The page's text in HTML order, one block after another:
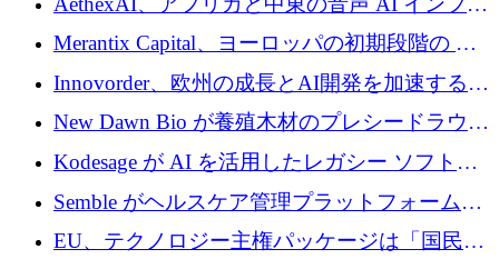
ストラクチャを構築するために 300 万ドルを
Merantix Capital、ヨーロッパの初期段階の AI
スタートアップ向けに 1 億 300 万ユーロのフ
ァンドを立ち上げる
Innovorder、欧州の成長とAI開発を加速するた
めに2,000万ユーロを確保
New Dawn Bio が養殖木材のプレシードラウン
ドで 210 万ユーロを調達
Kodesage が AI を活用したレガシー ソフトウ
ェアの最新化のために 660 万ドルを調達
Semble がヘルスケア管理プラットフォームを
拡大するためにシリーズ C で 3,000 万ポンド
EU、テクノロジー主権パッケージは「国民の